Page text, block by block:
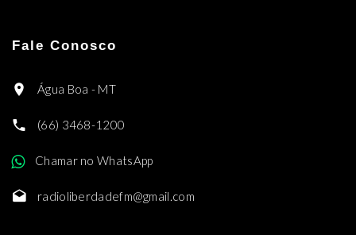
Fale Conosco
Água Boa - MT
(66) 3468-1200
Chamar no WhatsApp
radioliberdadefm@gmail.com